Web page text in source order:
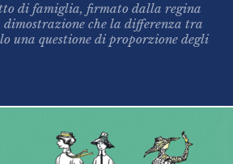
di famiglia, firmato dalla regina
che la differenza tra
una questione di proporzione degli